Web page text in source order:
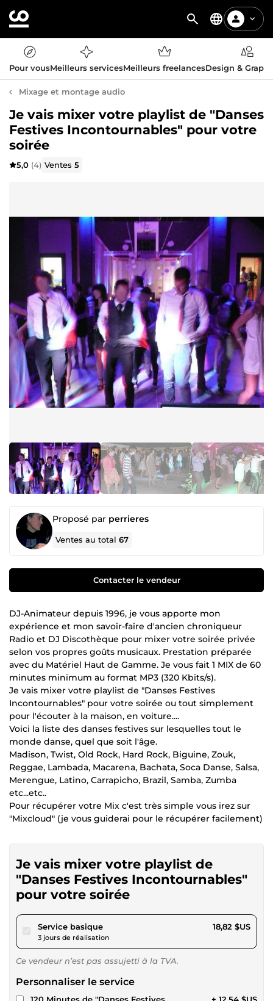
Pour vousMeilleurs servicesMeilleurs freelancesDesign &
Mixage et montage audio
Je vais mixer votre playlist de "Danses
Festives Incontournables" pour votre
soirée
5,0 (4) Ventes5
Proposé par perrieres
Ventes au total67
Contacter le vendeur
DJ-Animateur depuis 1996, je vous apporte mon
expérience et mon savoir-faire d'ancien chroniqueur
Radio et DJ Discothèque pour mixer votre soirée privée
selon vos propres goûts musicaux. Prestation préparée
avec du Matériel Haut de Gamme. Je vous fait 1 MIX de 60
minutes minimum au format MP3 (320 Kbits/s).
Je vais mixer votre playlist de "Danses Festives
Incontournables" pour votre soirée ou tout simplement
pour l'écouter à la maison, en voiture....
Voici la liste des danses festives sur lesquelles tout le
monde danse, quel que soit l'âge.
Madison, Twist, Old Rock, Hard Rock, Biguine, Zouk,
Reggae, Lambada, Macarena, Bachata, Soca Danse, Salsa,
Merengue, Latino, Carrapicho, Brazil, Samba, Zumba
etc...etc..
Pour récupérer votre Mix c'est très simple vous irez sur
"Mixcloud" (je vous guiderai pour le récupérer facilement)
Je vais mixer votre playlist de
"Danses Festives Incontournables"
pour votre soirée
Service basiquepour 17,34 $US
3 jours de réalisation
18,82 $US
Ce vendeur n’est pas assujetti à la TVA.
Personnaliser le service